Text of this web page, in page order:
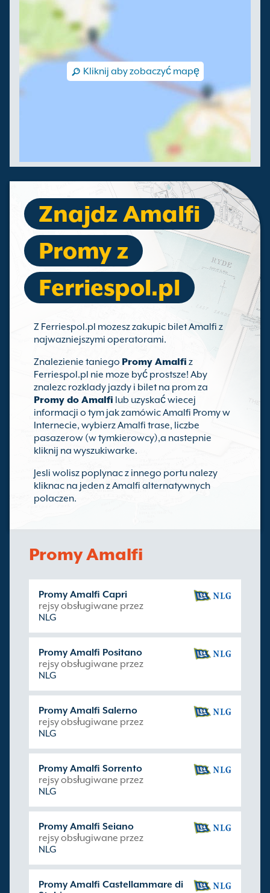
Kliknij aby zobaczyć mapę
Znajdz Amalfi
Promy z
Ferriespol.pl
Z Ferriespol.pl mozesz zakupic bilet Amalfi z
najwazniejszymi operatorami.
Znalezienie taniego Promy Amalfi z
Ferriespol.pl nie moze być prostsze! Aby
znalezc rozklady jazdy i bilet na prom za
Promy do Amalfi lub uzyskać wiecej
informacji o tym jak zamówic Amalfi Promy w
Internecie, wybierz Amalfi trase, liczbe
pasazerow (w tymkierowcy),a nastepnie
kliknij na wyszukiwarke.
Jesli wolisz poplynac z innego portu nalezy
kliknac na jeden z Amalfi alternatywnych
polaczen.
Promy Amalfi
Promy Amalfi Capri
rejsy obsługiwane przez
NLG
Promy Amalfi Positano
rejsy obsługiwane przez
NLG
Promy Amalfi Salerno
rejsy obsługiwane przez
NLG
Promy Amalfi Sorrento
rejsy obsługiwane przez
NLG
Promy Amalfi Seiano
rejsy obsługiwane przez
NLG
Promy Amalfi Castellammare di